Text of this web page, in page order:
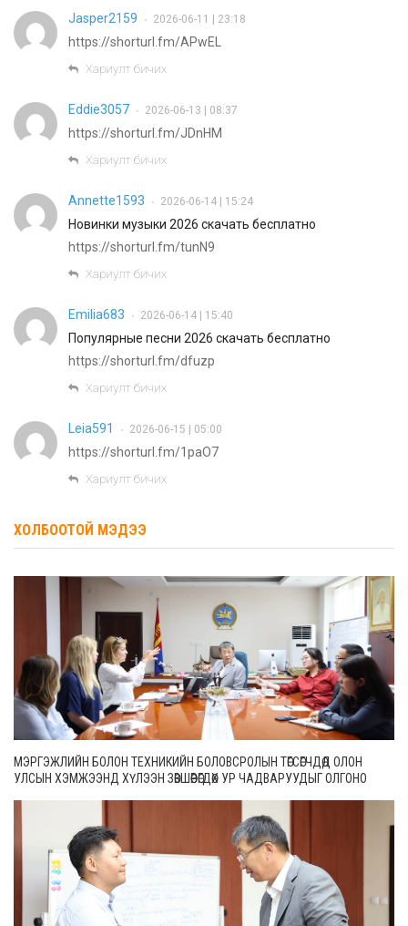
Jasper2159 • 2026-06-11 | 23:18
https://shorturl.fm/APwEL
Хариулт бичих
Eddie3057 • 2026-06-13 | 08:37
https://shorturl.fm/JDnHM
Хариулт бичих
Annette1593 • 2026-06-14 | 15:24
Новинки музыки 2026 скачать бесплатно
https://shorturl.fm/tunN9
Хариулт бичих
Emilia683 • 2026-06-14 | 15:40
Популярные песни 2026 скачать бесплатно
https://shorturl.fm/dfuzp
Хариулт бичих
Leia591 • 2026-06-15 | 05:00
https://shorturl.fm/1paO7
Хариулт бичих
ХОЛБООТОЙ МЭДЭЭ
МЭРГЭЖЛИЙН БОЛОН ТЕХНИКИЙН БОЛОВСРОЛЫН ТӨГСӨГЧДӨД ОЛОН
УЛСЫН ХЭМЖЭЭНД ХҮЛЭЭН ЗӨВШӨӨРӨГДӨХ УР ЧАДВАРУУДЫГ ОЛГОНО